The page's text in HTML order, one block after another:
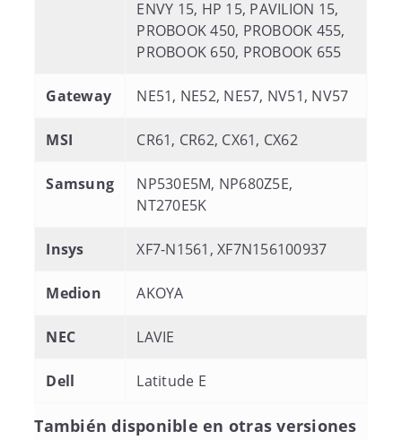
ENVY 15, HP 15, PAVILION 15,
PROBOOK 450, PROBOOK 455,
PROBOOK 650, PROBOOK 655
Gateway NE51, NE52, NE57, NV51, NV57
MSI CR61, CR62, CX61, CX62
Samsung
NP530E5M, NP680Z5E,
NT270E5K
Insys XF7-N1561, XF7N156100937
Medion AKOYA
NEC LAVIE
Dell Latitude E
También disponible en otras versiones